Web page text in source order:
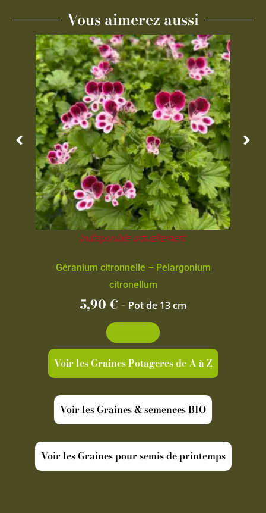
Vous aimerez aussi
Indisponible actuellement
Géranium citronnelle – Pelargonium
citronellum
5,90€ - Pot de 13 cm
Voir les Graines Potageres de A à Z
Voir les Graines & semences BIO
Voir les Graines pour semis de printemps